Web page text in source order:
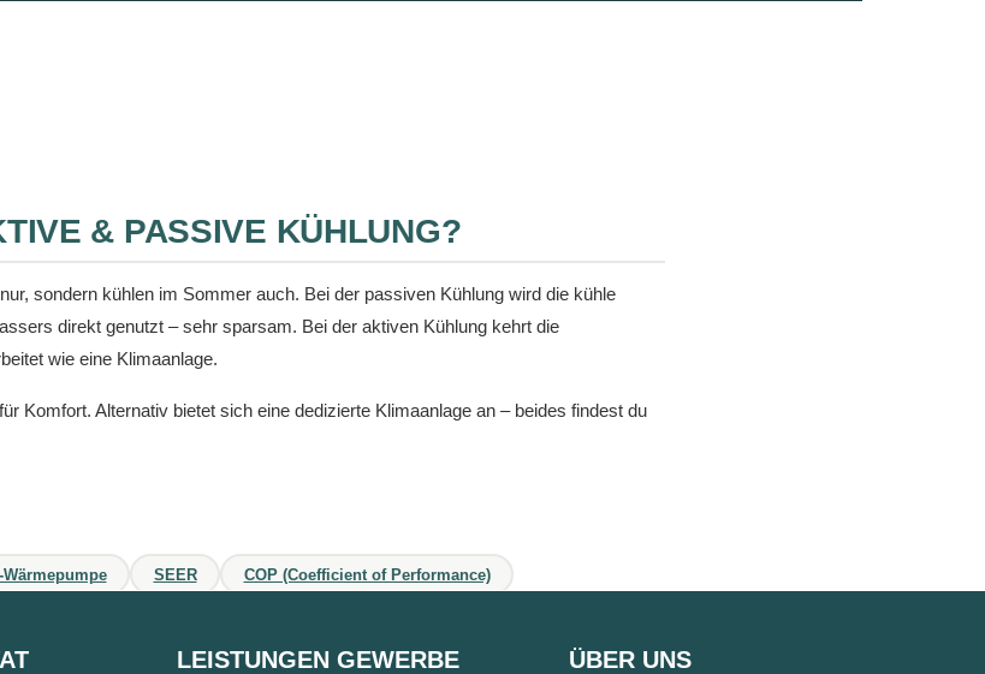
& PASSIVE KÜHLUNG?
sondern kühlen im Sommer auch. Bei der passiven Kühlung wird die kühle
direkt genutzt – sehr sparsam. Bei der aktiven Kühlung kehrt die
wie eine Klimaanlage.
Komfort. Alternativ bietet sich eine dedizierte Klimaanlage an – beides findest du
SEER COP (Coefficient of Performance)
LEISTUNGEN GEWERBE ÜBER UNS